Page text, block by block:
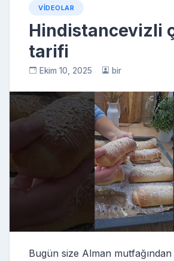
VIDEOLAR
Hindistancevizli
tarifi
Ekim 10, 2025 bir
Bugün size Alman mutfağından